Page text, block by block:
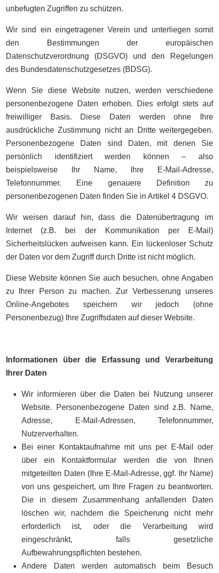
unbefugten Zugriffen zu schützen.
Wir sind ein eingetragener Verein und unterliegen somit
den Bestimmungen der europäischen
Datenschutzverordnung (DSGVO) und den Regelungen
des Bundesdatenschutzgesetzes (BDSG).
Wenn Sie diese Website nutzen, werden verschiedene
personenbezogene Daten erhoben. Dies erfolgt stets auf
freiwilliger Basis. Diese Daten werden ohne Ihre
ausdrückliche Zustimmung nicht an Dritte weitergegeben.
Personenbezogene Daten sind Daten, mit denen Sie
persönlich identifiziert werden können – also
beispielsweise Ihr Name, Ihre E-Mail-Adresse,
Telefonnummer. Eine genauere Definition zu
personenbezogenen Daten finden Sie in Artikel 4 DSGVO.
Wir weisen darauf hin, dass die Datenübertragung im
Internet (z.B. bei der Kommunikation per E-Mail)
Sicherheitslücken aufweisen kann. Ein lückenloser Schutz
der Daten vor dem Zugriff durch Dritte ist nicht möglich.
Diese Website können Sie auch besuchen, ohne Angaben
zu Ihrer Person zu machen. Zur Verbesserung unseres
Online-Angebotes speichern wir jedoch (ohne
Personenbezug) Ihre Zugriffsdaten auf dieser Website.
Informationen über die Erfassung und Verarbeitung
Ihrer Daten
Wir informieren über die Daten bei Nutzung unserer
Website. Personenbezogene Daten sind z.B. Name,
Adresse, E-Mail-Adressen, Telefonnummer,
Nutzerverhalten.
Bei einer Kontaktaufnahme mit uns per E-Mail oder
über ein Kontaktformular werden die von Ihnen
mitgeteilten Daten (Ihre E-Mail-Adresse, ggf. Ihr Name)
von uns gespeichert, um Ihre Fragen zu beantworten.
Die in diesem Zusammenhang anfallenden Daten
löschen wir, nachdem die Speicherung nicht mehr
erforderlich ist, oder die Verarbeitung wird
eingeschränkt, falls gesetzliche
Aufbewahrungspflichten bestehen.
Andere Daten werden automatisch beim Besuch